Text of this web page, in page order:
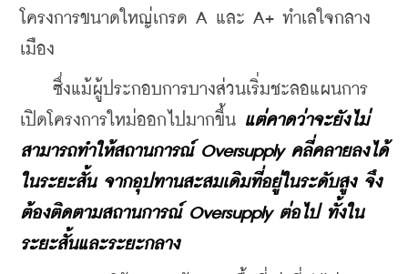
โครงการขนาดใหญ่เกรด A และ A+ ทำเลใจกลาง
เมือง
ซึ่งแม้ผู้ประกอบการบางส่วนเริ่มชะลอแผนการ
เปิดโครงการใหม่ออกไปมากขึ้น แต่คาดว่าจะยังไม่
สามารถทำให้สถานการณ์ Oversupply คลี่คลายลงได้
ในระยะสั้น จากอุปทานสะสมเดิมที่อยู่ในระดับสูง จึง
ต้องติดตามสถานการณ์ Oversupply ต่อไป ทั้งใน
ระยะสั้นและระยะกลาง